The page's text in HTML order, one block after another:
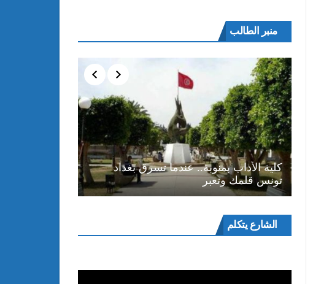
منبر الطالب
كلية الأداب بمنوبة.. عندما تسرق بغداد
تونس قلمك وتعبر
الشارع يتكلممشغل
الفيديو